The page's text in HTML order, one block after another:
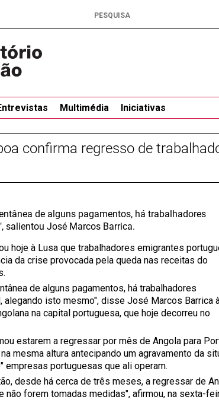
Multimédia Iniciativas
confirma regresso de
de alguns pagamentos, há trabalhadores
salientou José Marcos Barrica.
hoje à Lusa que trabalhadores emigrantes
da crise provocada pela queda nas receitas do
de alguns pagamentos, há trabalhadores
isto mesmo", disse José Marcos Barrica
na capital portuguesa, que hoje decorreu no
estarem a regressar por mês de Angola para
mesma altura antecipando um agravamento da
portuguesas que ali operam.
desde há cerca de três meses, a regressar de
forem tomadas medidas", afirmou, na sexta-